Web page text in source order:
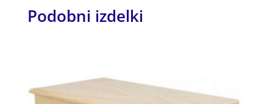
Podobni izdelki